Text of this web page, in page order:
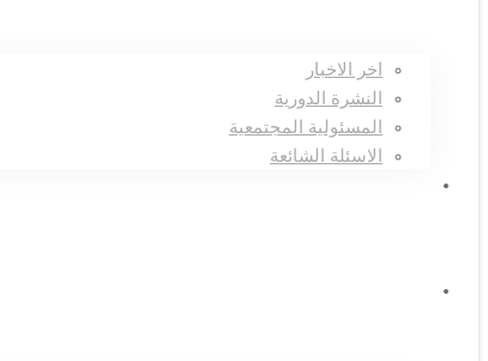
اخر الاخبار
النشرة الدورية
المسئولية المجتمعية
الاسئلة الشائعة